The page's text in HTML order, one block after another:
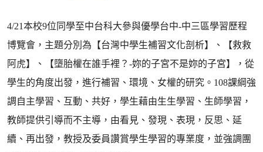
4/21本校9位同學至中台科大參與優學台中-中三區學習歷程
博覽會，主題分別為【台灣中學生補習文化剖析】、【救救
阿虎】、【墮胎權在誰手裡？-妳的子宮不是妳的子宮】，從
學生的角度出發，進行補習、環境、女權的研究。108課綱強
調自主學習、互動、共好，學生藉由生生學習、生師學習，
教師提供引導而不主導，由看見、發現、表現，反思、延
續、再出發，教授及委員讚賞學生學習的專業度，並強調團